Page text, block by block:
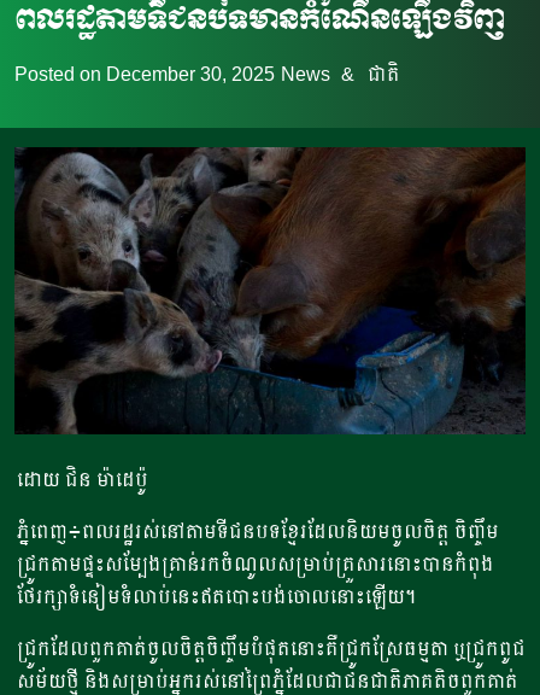
ពលរដ្ឋតាមទីជនបទមានកំណើនឡើងវិញ
Posted on December 30, 2025 News & ជាតិ
ដោយ ជិន ម៉ាដេប៉ូ
ភ្នំពេញ៖ពលរដ្ឋរស់នៅតាមទីជនបទខ្មែរដែលនិយមចូលចិត្ត ចិញ្ចឹម
ជ្រូកតាមផ្ទះសម្បែងគ្រាន់រកចំណូលសម្រាប់គ្រួសារនោះបានកំពុង
ថែរក្សាទំនៀមទំលាប់នេះឥតបោះបង់ចោលនោះឡើយ។
ជ្រូកដែលពួកគាត់ចូលចិត្តចិញ្ចឹមបំផុតនោះគឺជ្រូកស្រែធម្មតា ឬជ្រូកពូជ
សម័យថ្មី និងសម្រាប់អ្នករស់នៅព្រៃភ្នំដែលជាជនជាតិភាគតិចពួកគាត់